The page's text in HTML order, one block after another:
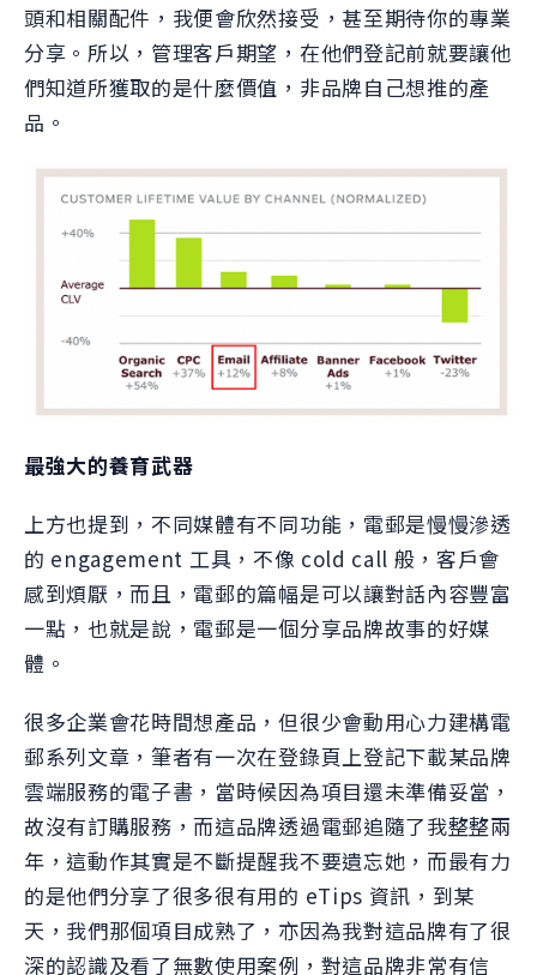
頭和相關配件，我便會欣然接受，甚至期待你的專業
分享。所以，管理客戶期望，在他們登記前就要讓他
們知道所獲取的是什麼價值，非品牌自己想推的產
品。
最強大的養育武器
上方也提到，不同媒體有不同功能，電郵是慢慢滲透
的 engagement 工具，不像 cold call 般，客戶會
感到煩厭，而且，電郵的篇幅是可以讓對話內容豐富
一點，也就是說，電郵是一個分享品牌故事的好媒
體。
很多企業會花時間想產品，但很少會動用心力建構電
郵系列文章，筆者有一次在登錄頁上登記下載某品牌
雲端服務的電子書，當時候因為項目還未準備妥當，
故沒有訂購服務，而這品牌透過電郵追隨了我整整兩
年，這動作其實是不斷提醒我不要遺忘她，而最有力
的是他們分享了很多很有用的 eTips 資訊，到某
天，我們那個項目成熟了，亦因為我對這品牌有了很
深的認識及看了無數使用案例，對這品牌非常有信